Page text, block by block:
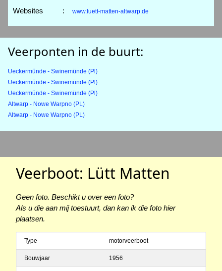
Websites : www.luett-matten-altwarp.de
Veerponten in de buurt:
Ueckermünde - Swinemünde (Pl)
Ueckermünde - Swinemünde (Pl)
Ueckermünde - Swinemünde (Pl)
Altwarp - Nowe Warpno (PL)
Altwarp - Nowe Warpno (PL)
Veerboot: Lütt Matten
Geen foto. Beschikt u over een foto?
Als u die aan mij toestuurt, dan kan ik die foto hier
plaatsen.
Type motorveerboot
Bouwjaar 1956